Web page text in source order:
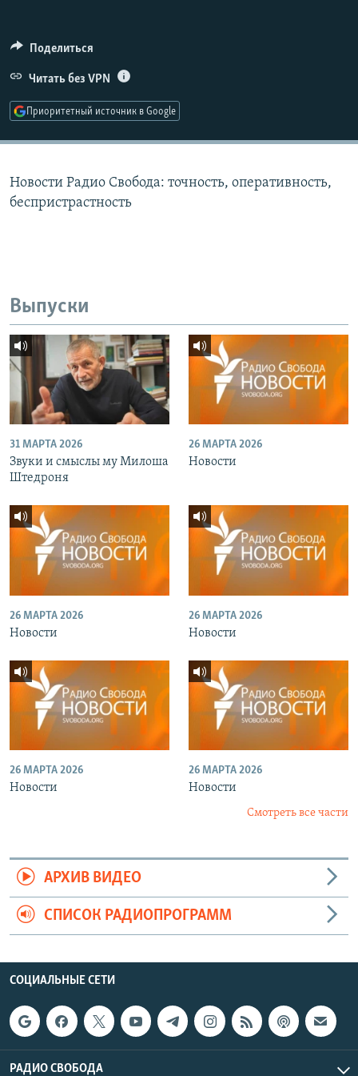
ПОДПИШИТЕСЬ НА РАССЫЛКУ
СОЦИАЛЬНЫЕ СЕТИ
Поделиться
Читать без VPN
Приоритетный источник в Google
Новости Радио Свобода: точность, оперативность,
беспристрастность
Выпуски
31 МАРТА 2026
Звуки и смыслы му Милоша
Штедроня
26 МАРТА 2026
Новости
26 МАРТА 2026
Новости
26 МАРТА 2026
Новости
26 МАРТА 2026
Новости
26 МАРТА 2026
Новости
Смотреть все части
АРХИВ ВИДЕО
СПИСОК РАДИОПРОГРАММ
СОЦИАЛЬНЫЕ СЕТИ
РАДИО СВОБОДА